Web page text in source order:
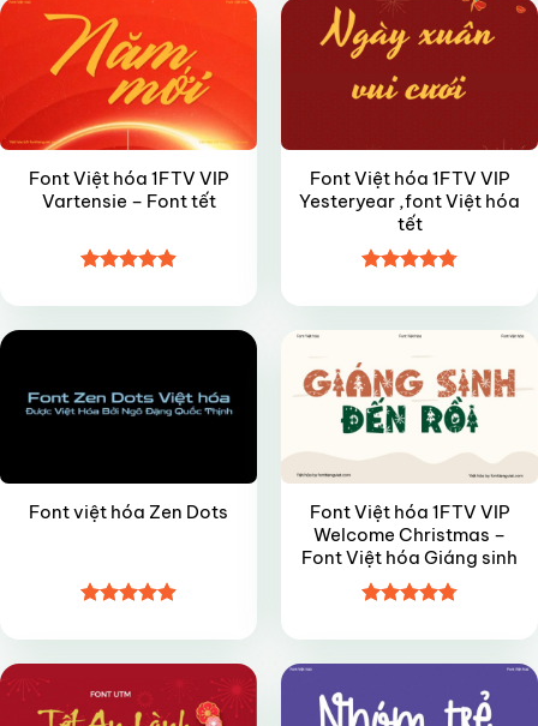
Font Việt hóa 1FTV VIP
Vartensie – Font tết
hạng4.95
Font Việt hóa 1FTV VIP
Yesteryear ,font Việt hóa
tết
hạng4.85
Font việt hóa Zen Dots
hạng4.95
sao
Font Việt hóa 1FTV VIP
Welcome Christmas –
Font Việt hóa Giáng sinh
hạng4.85
sao